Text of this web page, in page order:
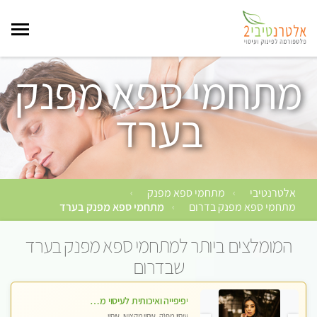
מתחמי ספא מפנק
בערד
אלטרנטיבי › מתחמי ספא מפנק ›
מתחמי ספא מפנק בדרום › מתחמי ספא מפנק בערד
המומלצים ביותר למתחמי ספא מפנק בערד
שבדרום
יפיפייה ואיכותית לעיסוי מפנק ומרגיע בדירתה הפרטית